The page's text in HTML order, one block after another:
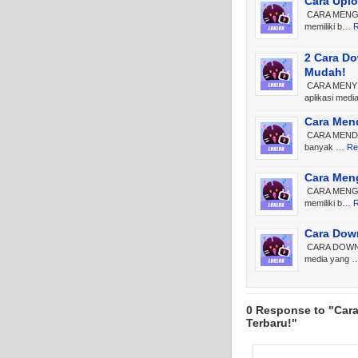
CARA
memiliki b…
2 Cara
Mudah!
CARA
aplikasi
Cara
CARA
banyak …
Cara
CARA
memiliki b…
Cara
CARA
media yang
0 Response to
Terbaru!"